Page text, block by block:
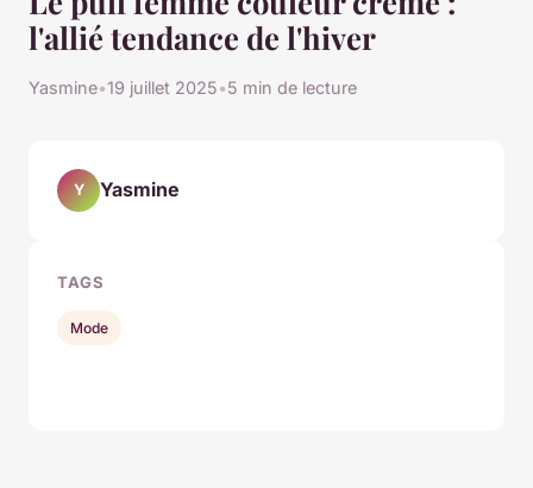
l'allié tendance de l'hiver
Yasmine•19 juillet 2025•5 min de lecture
Y Yasmine
TAGS
Mode